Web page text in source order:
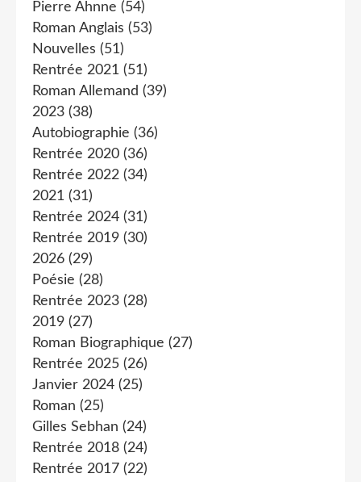
Pierre Ahnne (54)
Roman Anglais (53)
Nouvelles (51)
Rentrée 2021 (51)
Roman Allemand (39)
2023 (38)
Autobiographie (36)
Rentrée 2020 (36)
Rentrée 2022 (34)
2021 (31)
Rentrée 2024 (31)
Rentrée 2019 (30)
2026 (29)
Poésie (28)
Rentrée 2023 (28)
2019 (27)
Roman Biographique (27)
Rentrée 2025 (26)
Janvier 2024 (25)
Roman (25)
Gilles Sebhan (24)
Rentrée 2018 (24)
Rentrée 2017 (22)